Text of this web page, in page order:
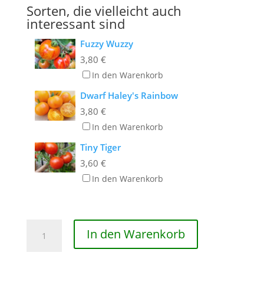
Sorten, die vielleicht auch
interessant sind
Fuzzy Wuzzy
3,80 €
In den Warenkorb
Dwarf Haley's Rainbow
3,80 €
In den Warenkorb
Tiny Tiger
3,60 €
In den Warenkorb
Käse
In den Warenkorb